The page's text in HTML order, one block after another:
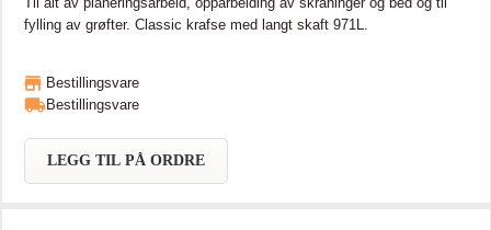
fylling av grøfter. Classic krafse med langt skaft 971L.
Bestillingsvare
Bestillingsvare
LEGG TIL PÅ ORDRE